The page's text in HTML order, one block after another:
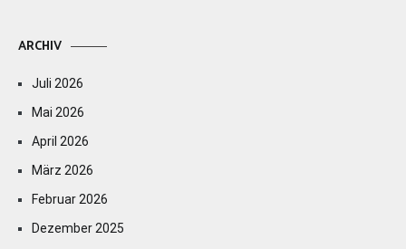
ARCHIV
Juli 2026
Mai 2026
April 2026
März 2026
Februar 2026
Dezember 2025